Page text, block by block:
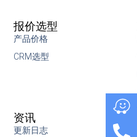
报价选型
产品价格
CRM选型
资讯
更新日志